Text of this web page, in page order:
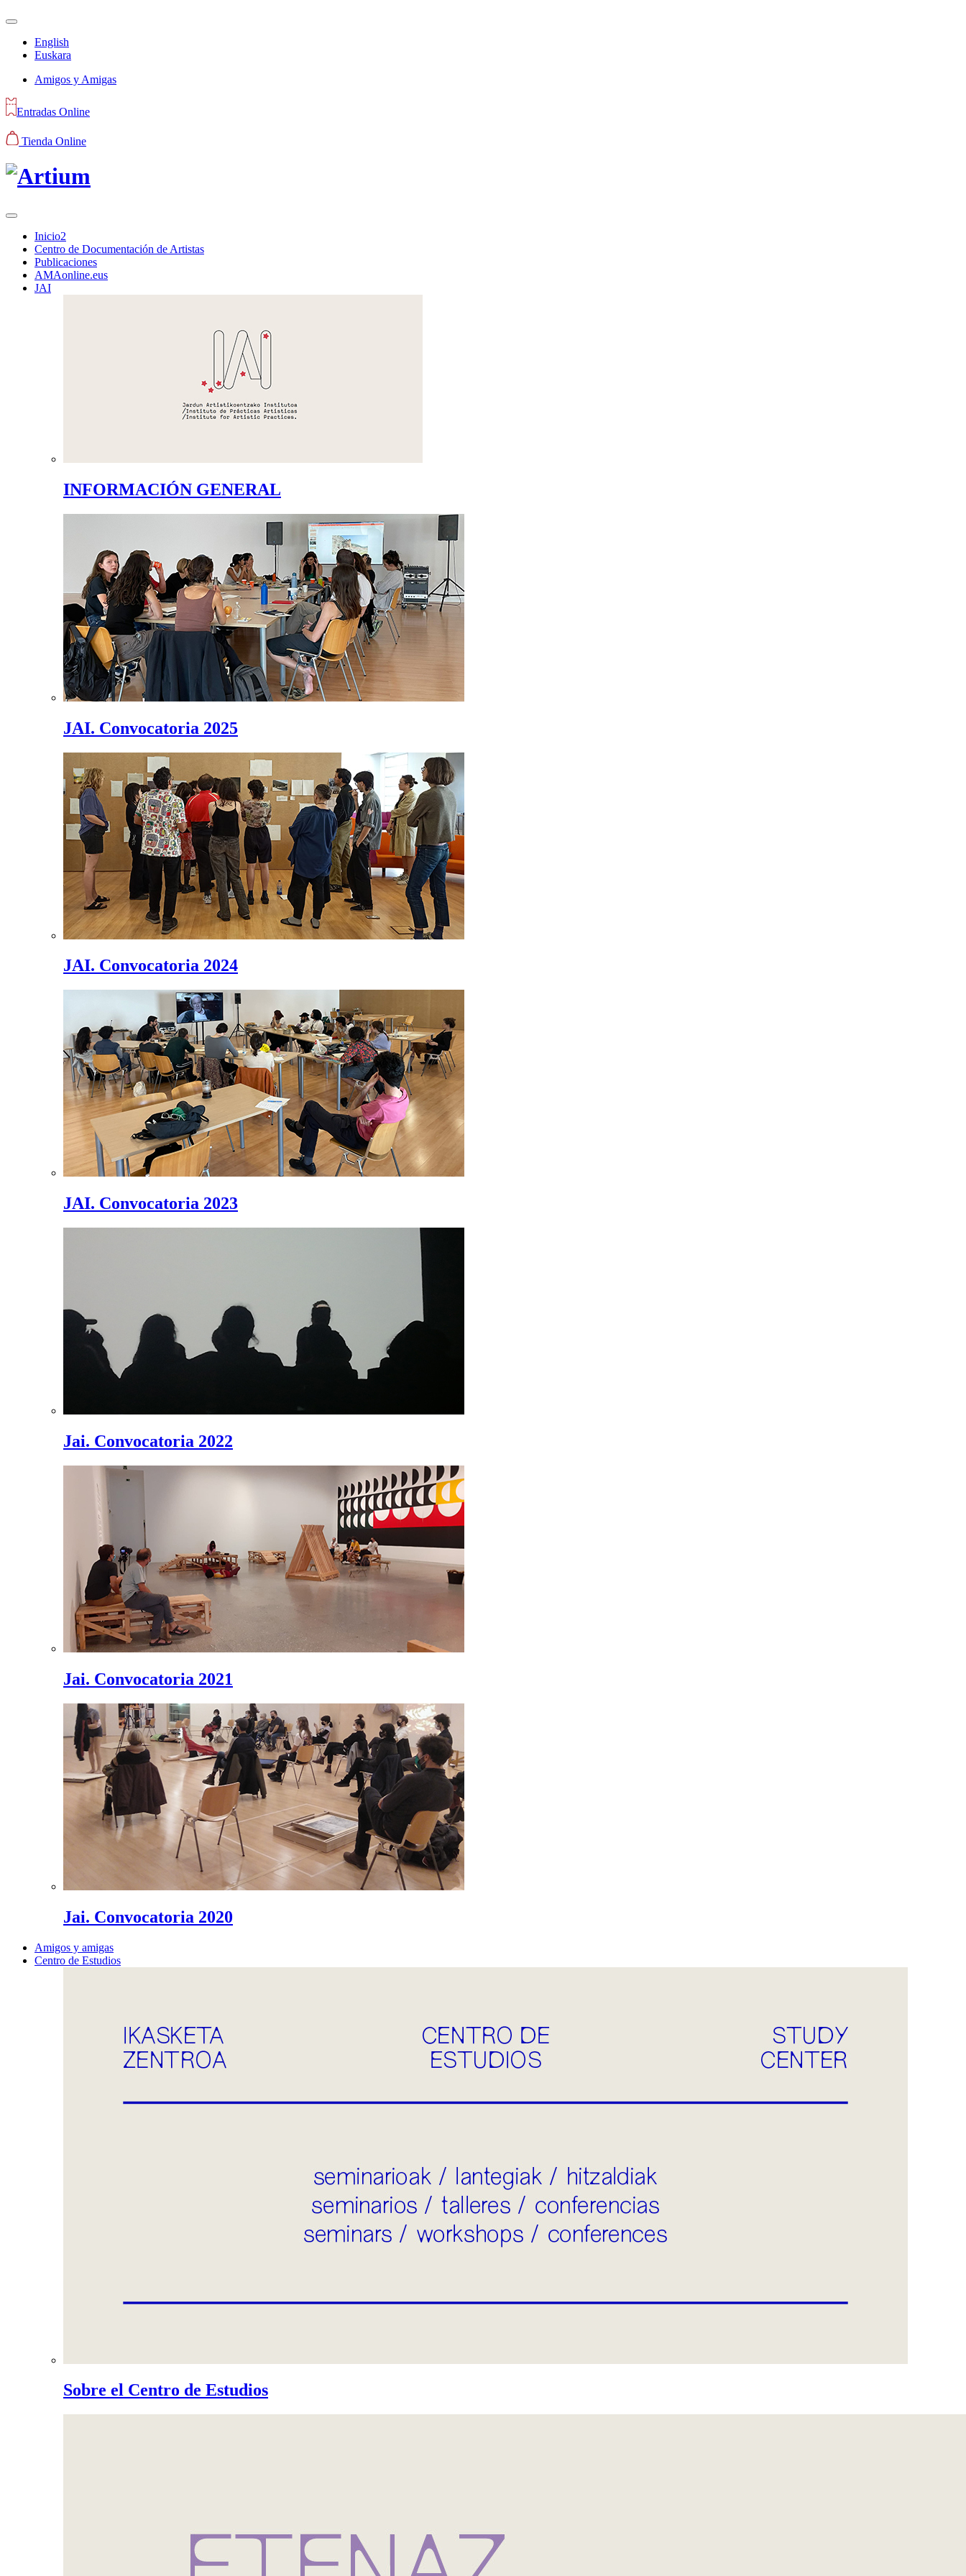
English
Euskara
Amigos y Amigas
Entradas Online
Tienda Online
Inicio2
Centro de Documentación de Artistas
Publicaciones
AMAonline.eus
JAI
INFORMACIÓN GENERAL
JAI. Convocatoria 2025
JAI. Convocatoria 2024
JAI. Convocatoria 2023
Jai. Convocatoria 2022
Jai. Convocatoria 2021
Jai. Convocatoria 2020
Amigos y amigas
Centro de Estudios
Sobre el Centro de Estudios